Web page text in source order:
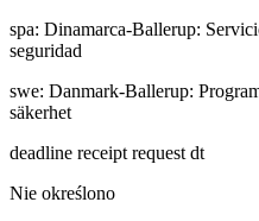
spa: Dinamarca-Ballerup:
seguridad
swe: Danmark-Ballerup:
säkerhet
deadline receipt request dt
Nie określono